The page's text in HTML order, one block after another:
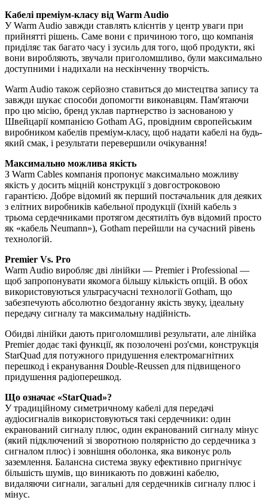
Кабелі преміум-класу від Warm Audio
У Warm Audio завжди ставлять клієнтів у центр уваги при
прийнятті рішень. Саме вони є причиною того, що компанія
приділяє так багато часу і зусиль для того, щоб продукти, які
вони виробляють, звучали приголомшливо, були максимально
доступними і надихали на нескінченну творчість.
Warm Audio також серйозно ставиться до мистецтва запису та
завжди шукає способи допомогти виконавцям. Пам'ятаючи
про цю місію, бренд уклав партнерство із заснованою у
Швейцарії компанією Gotham AG, провідним європейським
виробником кабелів преміум-класу, щоб надати кабелі на будь-
який смак, і результати перевершили очікування!
Максимально можлива якість
З Warm Cables компанія пропонує максимально можливу
якість у досить міцній конструкції з довгостроковою
гарантією. Добре відомий як перший постачальник для деяких
з елітних виробників кабельної продукції (їхній кабель з
трьома сердечниками протягом десятиліть був відомий просто
як «кабель Neumann»), Gotham перейшли на сучасний рівень
технологій.
Premier Vs. Pro
Warm Audio виробляє дві лінійки — Premier і Professional —
щоб запропонувати якомога більшу кількість опцій. В обох
використовуються ультрасучасні технології Gotham, що
забезпечують абсолютно бездоганну якість звуку, ідеальну
передачу сигналу та максимальну надійність.
Обидві лінійки дають приголомшливі результати, але лінійка
Premier додає такі функції, як позолочені роз'єми, конструкція
StarQuad для потужного придушення електромагнітних
перешкод і екранування Double-Reussen для підвищеного
придушення радіоперешкод.
Що означає «StarQuad»?
У традиційному симетричному кабелі для передачі
аудіосигналів використовуються такі сердечники: один
екранований сигналу плюс, один екранований сигналу мінус
(який підключений зі зворотною полярністю до сердечника з
сигналом плюс) і зовнішня оболонка, яка виконує роль
заземлення. Балансна система звуку ефективно пригнічує
більшість шумів, що виникають по довжині кабелю,
видаляючи сигнали, загальні для сердечників сигналу плюс і
мінус.